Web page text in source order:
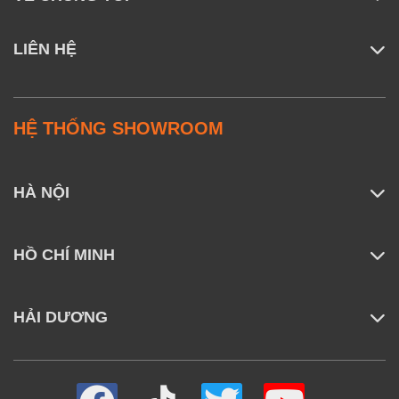
Dù sở hữu thân hình mỏng gọn, máy hút bụi lau nhà
LIÊN HỆ
HỆ THỐNG SHOWROOM
HÀ NỘI
HỒ CHÍ MINH
HẢI DƯƠNG